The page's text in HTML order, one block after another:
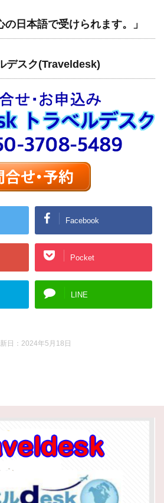
の日本語で受けられます。」
デスク(Traveldesk)
Facebook
Pocket
LINE
日： 2024年5月18日